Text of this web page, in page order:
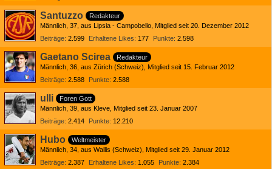
Santuzzo
Redakteur
Männlich 37 aus Lipsia - Campobello Mitglied seit 20. Dezember 2012
Beiträge 2.599 Erhaltene Likes 177 Punkte 2.598
Gaetano Scirea
Redakteur
Männlich 36 aus Zürich (Schweiz) Mitglied seit 15. Februar 2012
Beiträge 2.588 Punkte 2.588
ulli
Foren Gott
Männlich 39 aus Kleve Mitglied seit 23. Januar 2007
Beiträge 2.414 Punkte 12.210
Hubo
Weltmeister
Männlich 34 aus Wallis (Schweiz) Mitglied seit 29. Januar 2012
Beiträge 2.387 Erhaltene Likes 1.055 Punkte 2.384